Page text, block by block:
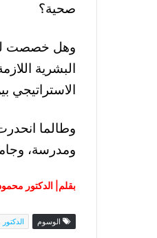
صحية؟
وهل خصصت لهم
البشرية
الاستراتيجي
وطالما
ومدرسة،
بقلم| الدكتور
الوسوم